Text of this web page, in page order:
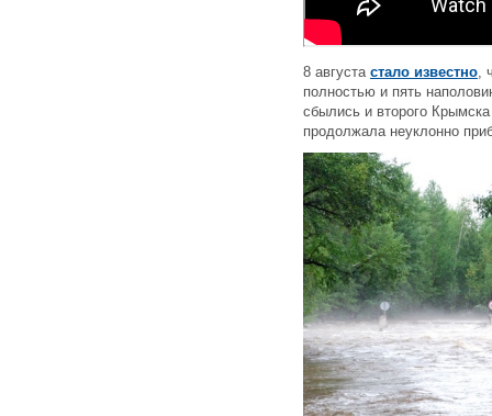
8 августа стало известно,
полностью и пять
сбылись и второго
продолжала неуклонно